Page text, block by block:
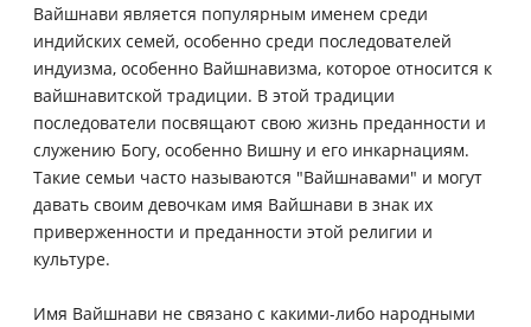
Вайшнави является популярным именем среди
индийских семей, особенно среди последователей
индуизма, особенно Вайшнавизма, которое относится к
вайшнавитской традиции. В этой традиции
последователи посвящают свою жизнь преданности и
служению Богу, особенно Вишну и его инкарнациям.
Такие семьи часто называются "Вайшнавами" и могут
давать своим девочкам имя Вайшнави в знак их
приверженности и преданности этой религии и
культуре.
Имя Вайшнави не связано с какими-либо народными